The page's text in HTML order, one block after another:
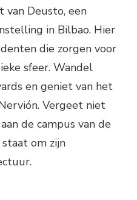
Deusto, een
in Bilbao. Hier
die zorgen voor
sfeer. Wandel
en geniet van het
Vergeet niet
de campus van de
om zijn